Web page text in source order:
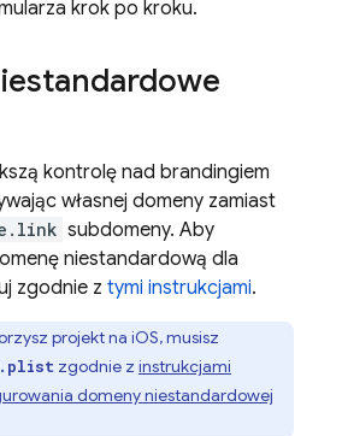
krok po kroku.
kontrolę nad brandingiem
własnej domeny zamiast
subdomeny. Aby
niestandardową dla
zgodnie z tymi instrukcjami.
projekt na iOS, musisz
zgodnie z instrukcjami
domeny niestandardowej